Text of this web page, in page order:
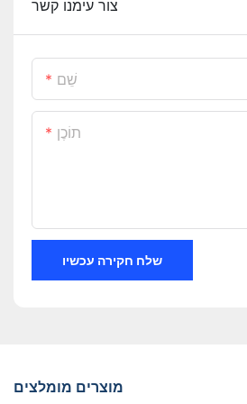
צור עימנו קשר
שֵׁם
תוֹכֶן
שלח חקירה עכשיו
מוצרים מומלצים